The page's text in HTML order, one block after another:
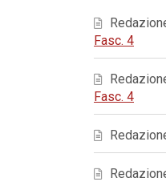
Fasc. 4
Fasc. 4